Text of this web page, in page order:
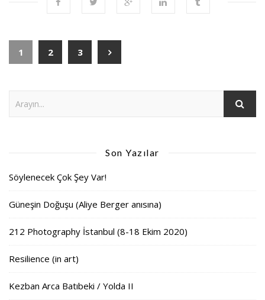
1 2 3
Son Yazılar
Söylenecek Çok Şey Var!
Güneşin Doğuşu (Aliye Berger anısına)
212 Photography İstanbul (8-18 Ekim 2020)
Resilience (in art)
Kezban Arca Batıbeki / Yolda II